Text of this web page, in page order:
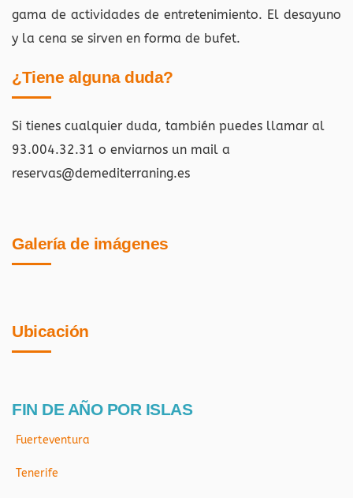
gama de actividades de entretenimiento. El desayuno
y la cena se sirven en forma de bufet.
¿Tiene alguna duda?
Si tienes cualquier duda, también puedes llamar al
93.004.32.31 o enviarnos un mail a
reservas@demediterraning.es
Galería de imágenes
Ubicación
FIN DE AÑO POR ISLAS
Fuerteventura
Tenerife